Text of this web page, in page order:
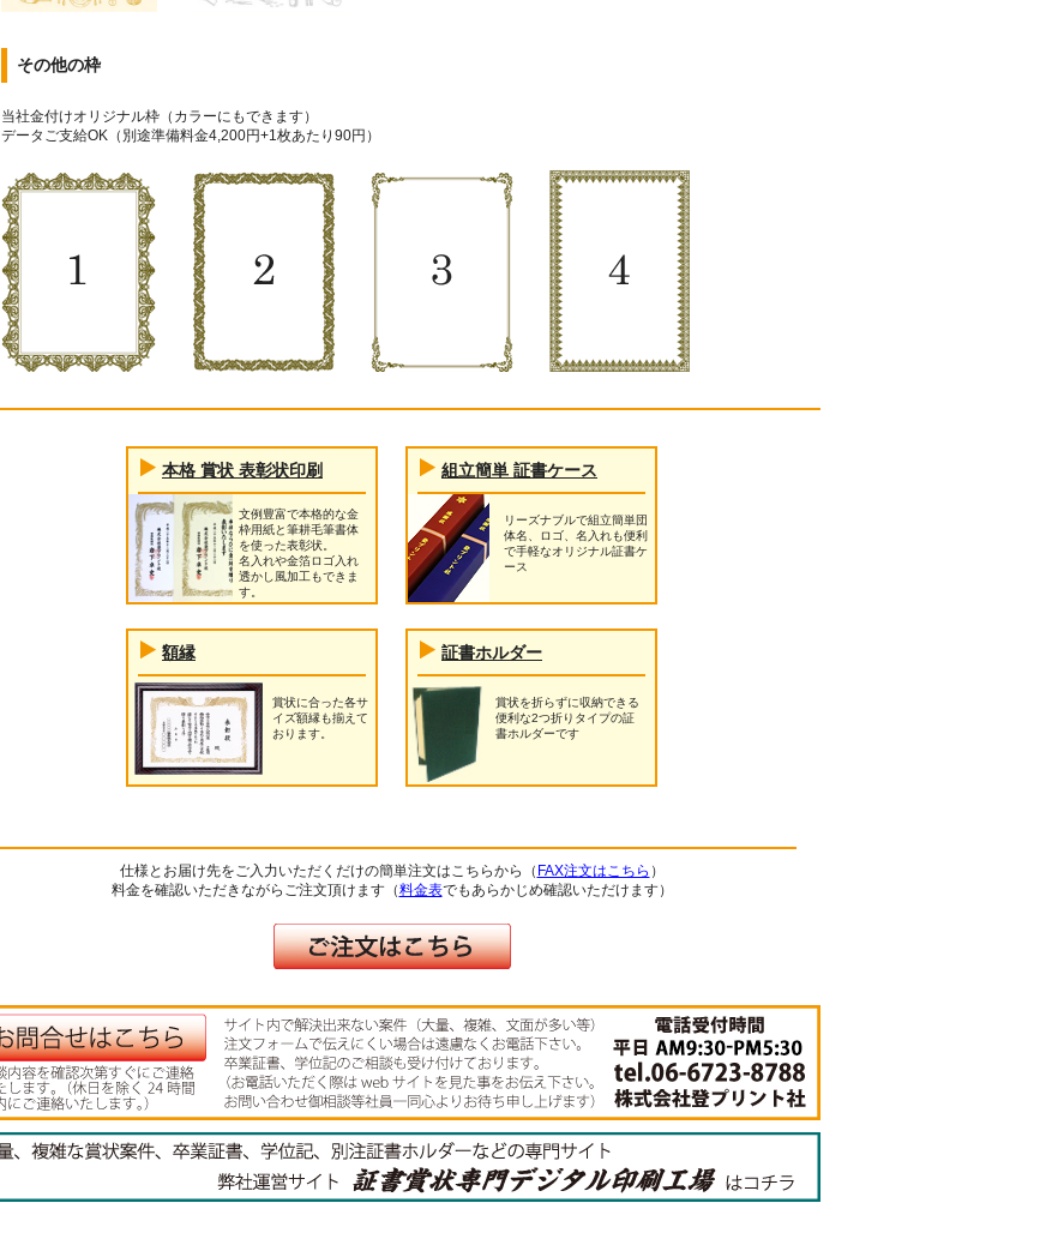
その他の枠
当社金付けオリジナル枠（カラーにもできます）
データご支給OK（別途準備料金4,200円+1枚あたり90円）
本格 賞状 表彰状印刷
文例豊富で本格的な金
枠用紙と筆耕毛筆書体
を使った表彰状。
名入れや金箔ロゴ入れ
透かし風加工もできま
す。
組立簡単 証書ケース
リーズナブルで組立簡単団
体名、ロゴ、名入れも便利
で手軽なオリジナル証書ケ
ース
額縁
賞状に合った各サ
イズ額縁も揃えて
おります。
証書ホルダー
賞状を折らずに収納できる
便利な2つ折りタイプの証
書ホルダーです
仕様とお届け先をご入力いただくだけの簡単注文はこちらから（ FAX注文はこちら ）
料金を確認いただきながらご注文頂けます（料金表でもあらかじめ確認いただけます）